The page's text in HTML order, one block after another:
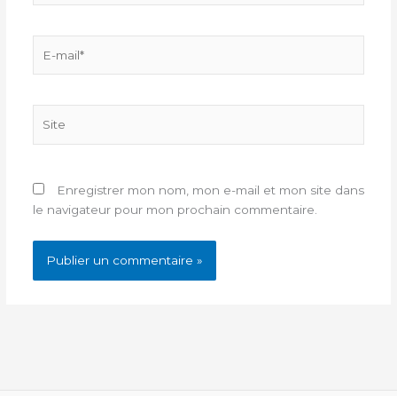
mail*
Enregistrer mon nom, mon e-mail et mon site dans
le navigateur pour mon prochain commentaire.